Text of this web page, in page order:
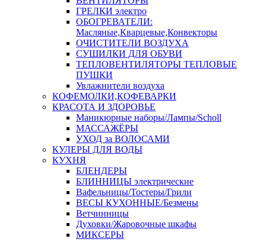
ГРЕЛКИ электро
ОБОГРЕВАТЕЛИ:
Масляные,Кварцевые,Конвекторы
ОЧИСТИТЕЛИ ВОЗДУХА
СУШИЛКИ ДЛЯ ОБУВИ
ТЕПЛОВЕНТИЛЯТОРЫ ТЕПЛОВЫЕ
ПУШКИ
Увлажнители воздуха
КОФЕМОЛКИ,КОФЕВАРКИ
КРАСОТА И ЗДОРОВЬЕ
Маникюрные наборы/Лампы/Scholl
МАССАЖЁРЫ
УХОД за ВОЛОСАМИ
КУЛЕРЫ ДЛЯ ВОДЫ
КУХНЯ
БЛЕНДЕРЫ
БЛИННИЦЫ электрические
Вафельницы/Тостеры/Грили
ВЕСЫ КУХОННЫЕ/Безмены
Ветчинницы
Духовки/Жаровочные шкафы
МИКСЕРЫ